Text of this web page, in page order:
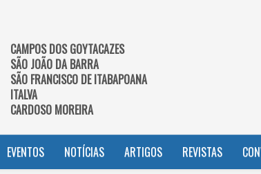
CAMPOS DOS GOYTACAZES
SÃO JOÃO DA BARRA
SÃO FRANCISCO DE ITABAPOANA
ITALVA
CARDOSO MOREIRA
EVENTOS NOTÍCIAS ARTIGOS REVISTAS